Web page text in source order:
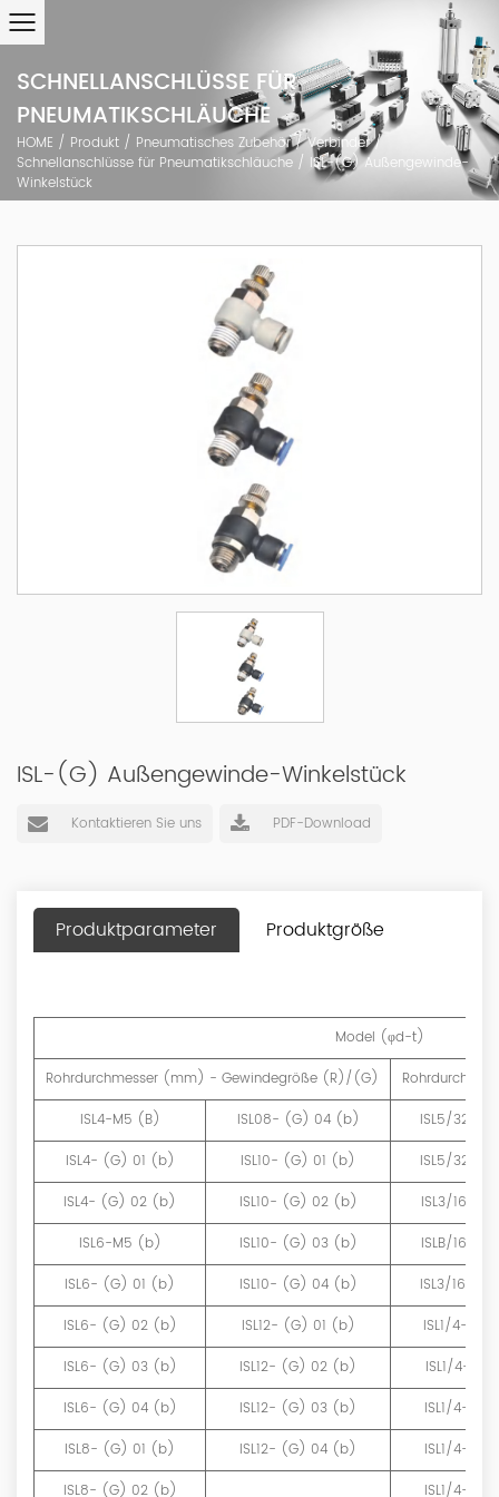
SCHNELLANSCHLÜSSE FÜR
PNEUMATIKSCHLÄUCHE
HOME / Produkt / Pneumatisches Zubehör/Verbinder/
Schnellanschlüsse für Pneumatikschläuche / ISL-(G) Außengewinde-
Winkelstück
ISL-(G) Außengewinde-Winkelstück
Kontaktieren Sie uns PDF-Download
Produktparameter Produktgröße
Model (φd-t)
Rohrdurchmesser (mm) - Gewindegröße (R)/(G)
ISL4-M5 (B)
ISL08- (G) 04 (b)
ISL5/32-
ISL4- (G) 01 (b)
ISL10- (G) 01 (b)
ISL5/32-
ISL4- (G) 02 (b)
ISL10- (G) 02 (b)
ISL3/16-
ISL6-M5 (b)
ISL10- (G) 03 (b)
ISLB/16-
ISL6- (G) 01 (b)
ISL10- (G) 04 (b)
ISL3/16-
ISL6- (G) 02 (b)
ISL12- (G) 01 (b)
ISL1/4-U
ISL6- (G) 03 (b)
ISL12- (G) 02 (b)
ISL1/4-
ISL6- (G) 04 (b)
ISL12- (G) 03 (b)
ISL1/4-
ISL8- (G) 01 (b)
ISL12- (G) 04 (b)
ISL1/4-
ISL8- (G) 02 (b)
ISL1/4-